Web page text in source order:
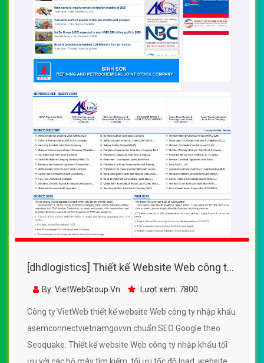
[dhdlogistics] Thiết kế Website Web công ty
nhập khẩu - asemconnectvietnamgovvn
By: VietWebGroup.Vn Lượt xem: 7800
Công ty VietWeb thiết kế website Web công ty nhập khẩu
asemconnectvietnamgovvn chuẩn SEO Google theo
Seoquake. Thiết kế website Web công ty nhập khẩu tối